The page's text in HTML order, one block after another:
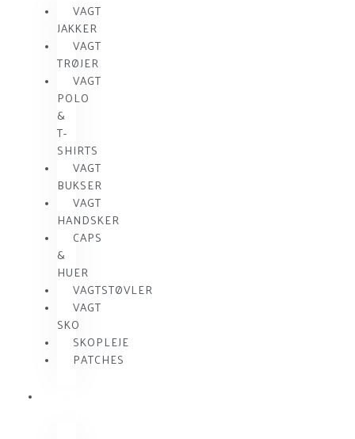
VAGT
JAKKER
VAGT
TRØJER
VAGT
POLO
&
T-
SHIRTS
VAGT
BUKSER
VAGT
HANDSKER
CAPS
&
HUER
VAGTSTØVLER
VAGT
SKO
SKOPLEJE
PATCHES